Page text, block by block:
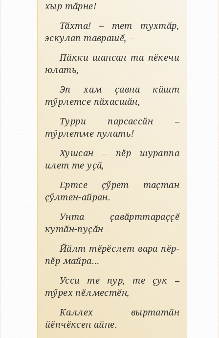
хыр тӑрне!
Тӑхта! – тет тухтӑр,
эскулап таврашӗ, –
Пӑкки шансан та пӗкечи
юлать,
Эп хам ҫавна кӑшт
тӳрлетсе пӑхасшӑн,
Турри парсассӑн –
тӳрлетме пулать!
Хушсан – пӗр шураппа
илет те уҫӑ,
Ертсе ҫӳрет таҫтан
ҫӳлтен-айран.
Унта ҫавӑрттараҫҫӗ
кутӑн-пуҫӑн –
Йӑлт тӗрӗслет вара пӗр-
пӗр майра…
Усси те пур, те ҫук –
тӳрех пӗлместӗн,
Каллех выртатӑн
йӗпчӗксен айне.